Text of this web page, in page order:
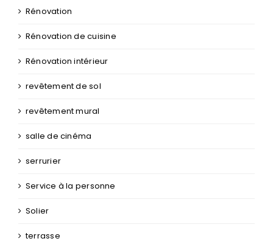
Rénovation
Rénovation de cuisine
Rénovation intérieur
revêtement de sol
revêtement mural
salle de cinéma
serrurier
Service à la personne
Solier
terrasse